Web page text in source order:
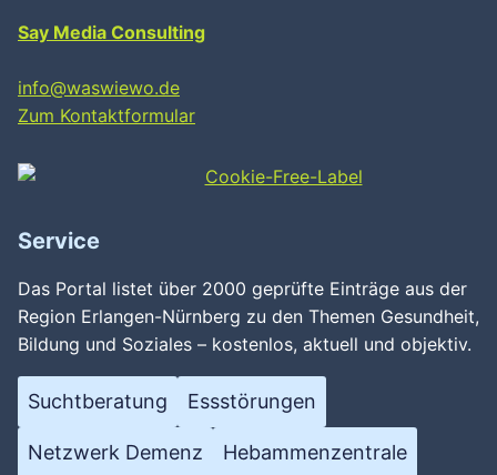
Say Media Consulting
info@waswiewo.de
Zum Kontaktformular
Service
Das Portal listet über 2000 geprüfte Einträge aus der
Region Erlangen-Nürnberg zu den Themen Gesundheit,
Bildung und Soziales – kostenlos, aktuell und objektiv.
Suchtberatung Essstörungen
Netzwerk Demenz Hebammenzentrale